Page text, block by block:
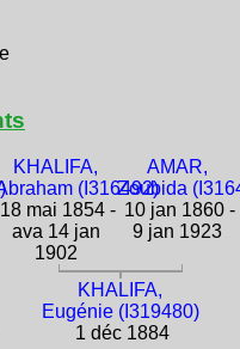
KHALIFA,
(I316492)
18 mai 1854 -
ava 14 jan
1902
AMAR,
Zoubida
10 jan 1860 -
9 jan 1923
KHALIFA,
Eugénie (I319480)
1 déc 1884